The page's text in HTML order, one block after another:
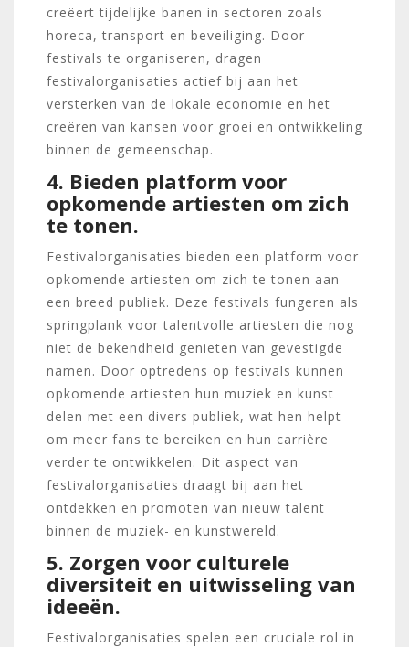
creëert tijdelijke banen in sectoren zoals
horeca, transport en beveiliging. Door
festivals te organiseren, dragen
festivalorganisaties actief bij aan het
versterken van de lokale economie en het
creëren van kansen voor groei en ontwikkeling
binnen de gemeenschap.
4. Bieden platform voor
opkomende artiesten om zich
te tonen.
Festivalorganisaties bieden een platform voor
opkomende artiesten om zich te tonen aan
een breed publiek. Deze festivals fungeren als
springplank voor talentvolle artiesten die nog
niet de bekendheid genieten van gevestigde
namen. Door optredens op festivals kunnen
opkomende artiesten hun muziek en kunst
delen met een divers publiek, wat hen helpt
om meer fans te bereiken en hun carrière
verder te ontwikkelen. Dit aspect van
festivalorganisaties draagt bij aan het
ontdekken en promoten van nieuw talent
binnen de muziek- en kunstwereld.
5. Zorgen voor culturele
diversiteit en uitwisseling van
ideeën.
Festivalorganisaties spelen een cruciale rol in